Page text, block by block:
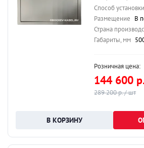
Способ установки
Размещение В
Страна
Габариты, мм
Розничная цена:
144 600
289 200 р. / шт